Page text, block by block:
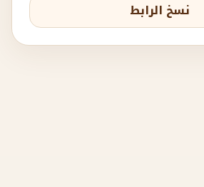
نسخ الرابط